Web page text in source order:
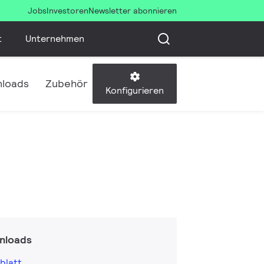
JobsInvestorenNewsletter abonnieren
Unternehmen
Zubehör
Konfigurieren